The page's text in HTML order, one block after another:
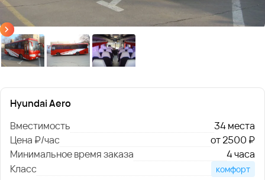
Hyundai Aero
Вместимость
34 места
Цена ₽/час
от 2500 ₽
Минимальное время заказа
4 часа
Класс
комфорт